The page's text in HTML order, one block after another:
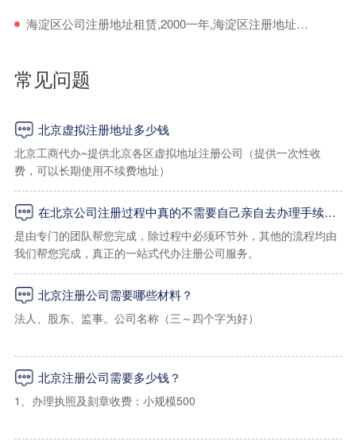
海淀区公司注册地址租赁,2000一年,海淀区注册地址租用
常见问题
北京虚拟注册地址多少钱
北京工商代办~提供北京各区虚拟地址注册公司（提供一次性收
费，可以长期使用不续费地址）
一：海淀区虚拟地址
1、海淀区上地孵化器小规模地址：2000起/年（工商税务免核查地
址）
2、海淀区上地，学院路小规模写字楼地址：2500起/年
在北京公司注册过程中真的不需要自己亲自去办理手续吗？
是由专门的团队帮您完成，除过程中必须环节外，其他的流程均由
我们帮您完成，真正的一站式代办注册公司服务。
北京注册公司需要哪些材料？
法人、股东、监事。公司名称（三～四个字为好）
经营范围（详细的经营范围）
注册资金出资比例
北京注册公司需要多少钱？
1、办理执照及刻章收费：小规模500
2、办理税务报道收费：500（指导操作，自己办理国家不收费）